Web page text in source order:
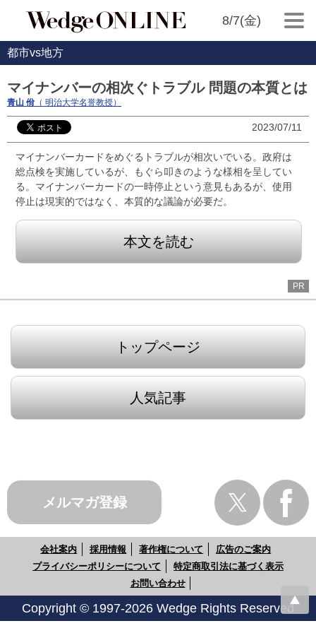
8/7(金)
都市vs地方
マイナンバーの相次ぐトラブル 問題の本質とは
青山 佾 （ 明治大学名誉教授）
2023/07/11
マイナンバーカードをめぐるトラブルが相次いでいる。政府は
総点検を実施しているが、もぐら叩きのような様相を呈してい
る。マイナンバーカードの一時停止という意見もあるが、使用
停止は現実的ではなく、本質的な議論が必要だ。
本文を読む
PR
トップページ
人気記事
メルマガ登録
会社案内 採用情報 著作権について
広告のご案内
プライバシーポリシーについて
特定商取引法に基づく表示
お問い合わせ
Copyright © 1997-2026 Wedge Rights Reserved